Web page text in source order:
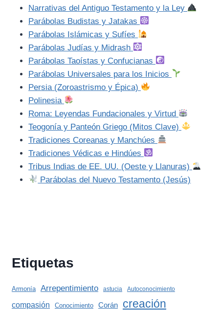
Narrativas del Antiguo Testamento y la Ley
Parábolas Budistas y Jatakas
Parábolas Islámicas y Sufíes
Parábolas Judías y Midrash
Parábolas Taoístas y Confucianas
Parábolas Universales para los Inicios
Persia (Zoroastrismo y Épica)
Polinesia
Roma: Leyendas Fundacionales y Virtud
Teogonía y Panteón Griego (Mitos Clave)
Tradiciones Coreanas y Manchúes
Tradiciones Védicas e Hindúes
Tribus Indias de EE. UU. (Oeste y Llanuras)
Parábolas del Nuevo Testamento (Jesús)
Etiquetas
Armonía Arrepentimiento astucia Autoconocimiento
compasión Conocimiento Corán creación